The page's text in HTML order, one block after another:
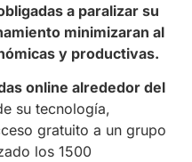
a paralizar su
minimizaran al
y productivas.
online alrededor del
su tecnología,
gratuito a un grupo
los 1500